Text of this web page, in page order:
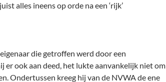
alles ineens op orde na een ‘rijk’
die getroffen werd door een
er ook aan deed, het lukte aanvankelijk niet om
Ondertussen kreeg hij van de NVWA de ene